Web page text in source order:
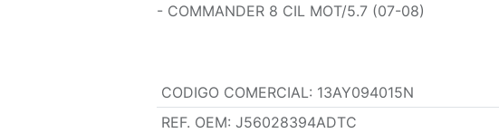
- COMMANDER 8 CIL MOT/5.7 (07-08)
CODIGO COMERCIAL: 13AY094015N
REF. OEM: J56028394ADTC